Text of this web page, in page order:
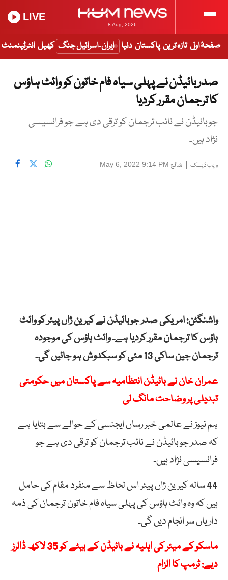
8 Aug, 2026
LIVE
صفحۂ اول تازہ ترین پاکستان دنیا ایران-اسرائیل جنگ کھیل انٹرٹینمنٹ
صدر بائیڈن نے پہلی سیاہ فام خاتون کو وائٹ ہاؤس
کا ترجمان مقرر کردیا
جوبائیڈن نے نائب ترجمان کو ترقی دی ہے جو فرانسیسی
نژاد ہیں۔
ویب ڈیسک | شائع May 6, 2022 9:14 PM
واشنگٹن: امریکی صدر جوبائیڈن نے کیرین ژاں پیئر کو وائٹ
ہاؤس کا ترجمان مقرر کردیا ہے۔ وائٹ ہاؤس کی موجودہ
ترجمان جین ساکی 13 مئی کو سبکدوش ہو جائیں گی۔
عمران خان نے بائیڈن انتظامیہ سے پاکستان میں حکومتی
تبدیلی پر وضاحت مانگ لی
ہم نیوز نے عالمی خبر رساں ایجنسی کے حوالے سے بتایا ہے
کہ صدر جوبائیڈن نے نائب ترجمان کو ترقی دی ہے جو
فرانسیسی نژاد ہیں۔
44 سالہ کیرین ژاں پیئر اس لحاظ سے منفرد مقام کی حامل
ہیں کہ وہ وائٹ ہاؤس کی پہلی سیاہ فام خاتون ترجمان کی ذمہ
داریاں سر انجام دیں گی۔
ماسکو کے میئر کی اہلیہ نے بائیڈن کے بیٹے کو 35 لاکھ ڈالرز
دیے: ٹرمپ کا الزام